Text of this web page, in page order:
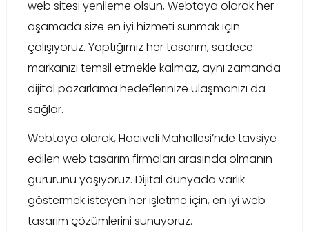
web sitesi yenileme olsun, Webtaya olarak her
aşamada size en iyi hizmeti sunmak için
çalışıyoruz. Yaptığımız her tasarım, sadece
markanızı temsil etmekle kalmaz, aynı zamanda
dijital pazarlama hedeflerinize ulaşmanızı da
sağlar.
Webtaya olarak, Hacıveli Mahallesi’nde tavsiye
edilen web tasarım firmaları arasında olmanın
gururunu yaşıyoruz. Dijital dünyada varlık
göstermek isteyen her işletme için, en iyi web
tasarım çözümlerini sunuyoruz.